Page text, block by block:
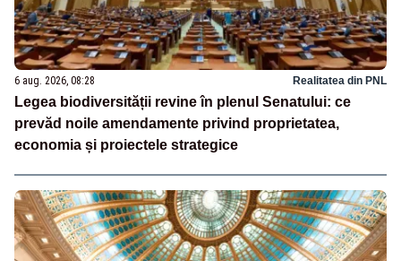
6 aug. 2026, 08:28 Realitatea din PNL
Legea biodiversității revine în plenul Senatului: ce
prevăd noile amendamente privind proprietatea,
economia și proiectele strategice